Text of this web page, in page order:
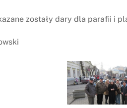
zostały dary dla parafii i